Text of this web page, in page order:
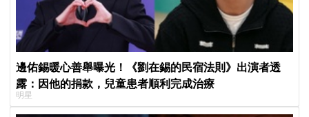
邊佑錫暖心善舉曝光！《劉在錫的民宿法則》出演者透
露：因他的捐款，兒童患者順利完成治療
明星